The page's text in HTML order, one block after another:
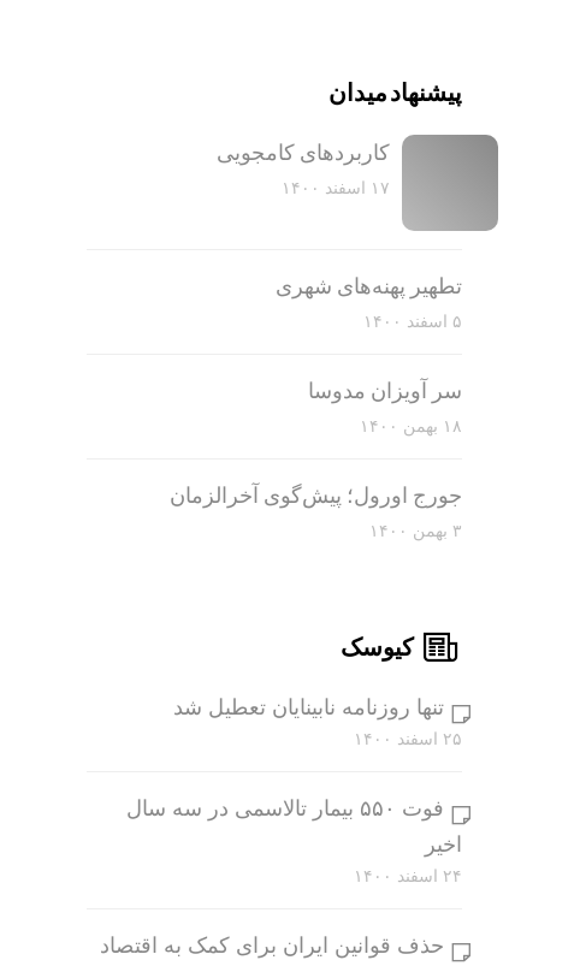
پیشنهاد میدان
کاربرد‌های کامجویی
۱۷ اسفند ۱۴۰۰
تطهیر پهنه‌های شهری
۵ اسفند ۱۴۰۰
سر آویزان مدوسا
۱۸ بهمن ۱۴۰۰
جورج اورول؛ پیش‌گوی آخرالزمان
۳ بهمن ۱۴۰۰
کیوسک
تنها روزنامه نابینایان تعطیل شد
۲۵ اسفند ۱۴۰۰
فوت ۵۵۰ بیمار تالاسمی در سه سال
اخیر
۲۴ اسفند ۱۴۰۰
حذف قوانین ایران برای کمک به اقتصاد